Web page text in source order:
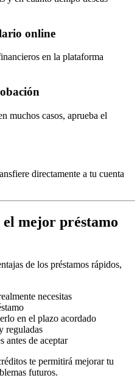
online
en la plataforma
muchos casos, aprueba el
directamente a tu cuenta
mejor préstamo
de los préstamos rápidos,
necesitas
en el plazo acordado
reguladas
antes de aceptar
te permitirá mejorar tu
futuros.